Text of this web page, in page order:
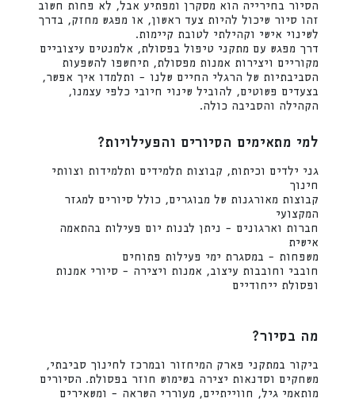
הסיור בחירייה הוא מסקרן ומפתיע אבל, לא פחות חשוב
זהו סיור שיכול להיות צעד ראשון, או מפגש מחזק, בדרך
לשינוי אישי וקהילתי לטובת קיימות.
דרך מפגש עם מתקני טיפול בפסולת, אלמנטים עיצוביים
מקוריים ויצירות אמנות מפסולת, תיחשפו להשפעות
הסביבתיות של הרגלי החיים שלנו – ותלמדו איך אפשר,
בצעדים פשוטים, להוביל שינוי חיובי כלפי עצמנו,
הקהילה והסביבה כולה.
למי מתאימים הסיורים והפעילויות?
גני ילדים וכיתות, קבוצות תלמידים ותלמידות וצוותי
חינוך
קבוצות מאורגנות של מבוגרים, כולל סיורים למגזר
המקצועי
חברות וארגונים – ניתן לבנות יום פעילות בהתאמה
אישית
משפחות – במסגרת ימי פעילות פתוחים
חובבי וחובבות עיצוב, אמנות ויצירה – סיורי אמנות
ופסולת ייחודיים
מה בסיור?
ביקור במתקני פארק המיחזור ובמרכז לחינוך סביבתי,
משחקים וסדנאות יצירה בשימוש חוזר בפסולת. הסיורים
מותאמי גיל, חווייתיים, מעוררי השראה – ומשאירים